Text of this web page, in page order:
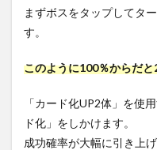
まずボスをタップしてタ
す。
このように100％からだ
「カード化UP2体」を使
ド化」をしかけます。
成功確率が大幅に引き上